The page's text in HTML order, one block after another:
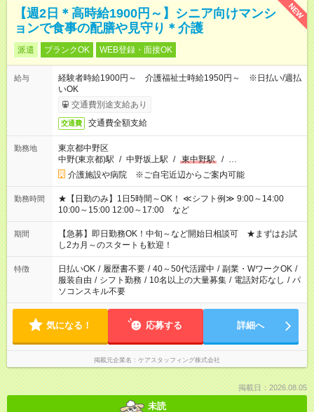
NEW
【週2日＊高時給1900円～】シニア向けマンシ
ョンで食事の配膳や見守り＊介護
派遣 ブランクOK WEB登録・面接OK
給与
経験者時給1900円～ 介護福祉士時給1950円～ ※日払い/週払
いOK
交通費別途支給あり
交通費 交通費全額支給
勤務地
東京都中野区
中野(東京都)駅 / 中野坂上駅 / 東中野駅 / …
介護施設や病院 ※ご自宅近辺からご案内可能
勤務時間
★【日勤のみ】1日5時間～OK！ ≪シフト例≫ 9:00～14:00
10:00～15:00 12:00～17:00 など
期間
【急募】即日勤務OK！中旬～など開始日相談可 ★まずはお試
し2カ月～のスタートも歓迎！
特徴 日払いOK / 履歴書不要 / 40～50代活躍中 / 副業・WワークOK /
服装自由 / シフト勤務 / 10名以上の大量募集 / 電話対応なし / パ
ソコンスキル不要
気になる！ 応募する 詳細へ
掲載元企業名 ケアスタッフィング株式会社
掲載日：2026.08.05
未読